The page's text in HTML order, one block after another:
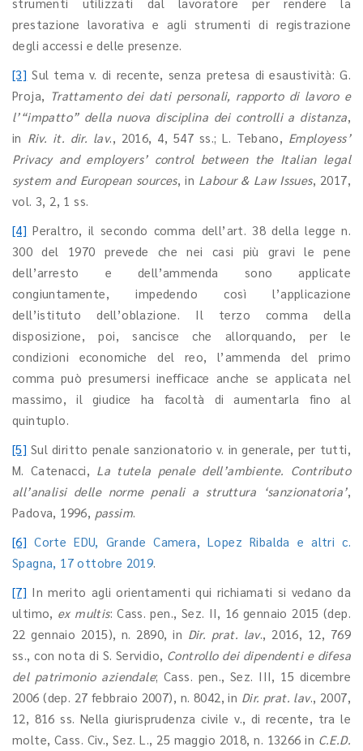
prestazione lavorativa e agli strumenti di registrazione
degli accessi e delle presenze.
[3] Sul tema v. di recente, senza pretesa di esaustività: G.
Proja, Trattamento dei dati personali, rapporto di lavoro e
l’“impatto” della nuova disciplina dei controlli a distanza,
in Riv. it. dir. lav., 2016, 4, 547 ss.; L. Tebano, Employess’
Privacy and employers’ control between the Italian legal
system and European sources, in Labour & Law Issues, 2017,
vol. 3, 2, 1 ss.
[4] Peraltro, il secondo comma dell’art. 38 della legge n.
300 del 1970 prevede che nei casi più gravi le pene
dell’arresto e dell’ammenda sono applicate
congiuntamente, impedendo così l’applicazione
dell’istituto dell’oblazione. Il terzo comma della
disposizione, poi, sancisce che allorquando, per le
condizioni economiche del reo, l’ammenda del primo
comma può presumersi inefficace anche se applicata nel
massimo, il giudice ha facoltà di aumentarla fino al
quintuplo.
[5] Sul diritto penale sanzionatorio v. in generale, per tutti,
M. Catenacci, La tutela penale dell’ambiente. Contributo
all’analisi delle norme penali a struttura ‘sanzionatoria’,
Padova, 1996, passim.
[6] Corte EDU, Grande Camera, Lopez Ribalda e altri c.
Spagna, 17 ottobre 2019.
[7] In merito agli orientamenti qui richiamati si vedano da
ultimo, ex multis: Cass. pen., Sez. II, 16 gennaio 2015 (dep.
22 gennaio 2015), n. 2890, in Dir. prat. lav., 2016, 12, 769
ss., con nota di S. Servidio, Controllo dei dipendenti e difesa
del patrimonio aziendale; Cass. pen., Sez. III, 15 dicembre
2006 (dep. 27 febbraio 2007), n. 8042, in Dir. prat. lav., 2007,
12, 816 ss. Nella giurisprudenza civile v., di recente, tra le
molte, Cass. Civ., Sez. L., 25 maggio 2018, n. 13266 in C.E.D.